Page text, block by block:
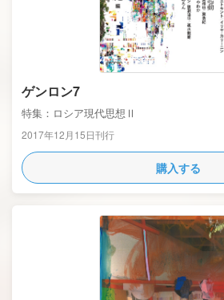
ゲンロン7
特集：ロシア現代思想Ⅱ
2017年12月15日刊行
購入する